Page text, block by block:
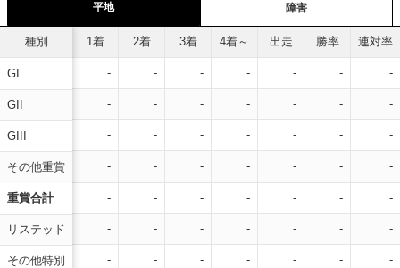
平地 障害
種別
GI
GII
GIII
その他重賞
重賞合計
リステッド
その他特別
1着 2着 3着 4着～ 出走 勝率 連対率
- - - - - - -
- - - - - - -
- - - - - - -
- - - - - - -
- - - - - - -
- - - - - - -
- - - - - - -